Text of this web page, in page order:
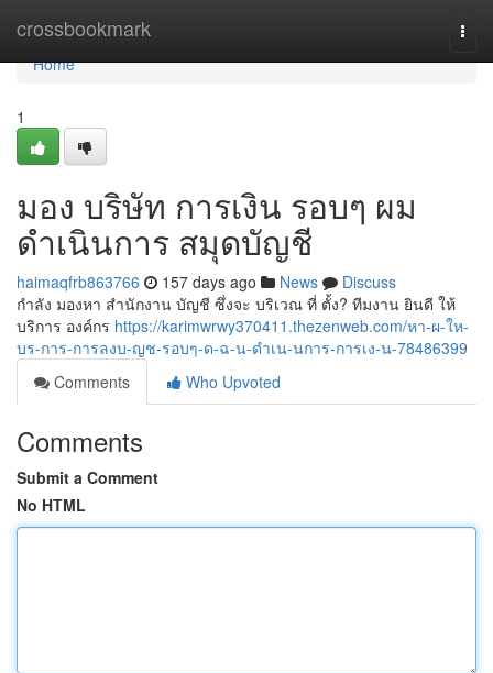
crossbookmark
Home
Home
1
มอง บริษัท การเงิน รอบๆ ผม
ดำเนินการ สมุดบัญชี
haimaqfrb863766 157 days ago News
Discuss
กำลัง มองหา สำนักงาน บัญชี ซึ่งจะ บริเวณ ที่ ตั้ง? ทีมงาน ยินดี ให้
บริการ องค์กร https://karimwrwy370411.thezenweb.com/หา-ผ-ให-
บร-การ-การลงบ-ญช-รอบๆ-ด-ฉ-น-ดำเน-นการ-การเง-น-78486399
Comments
Who Upvoted
Comments
Submit a Comment
No HTML